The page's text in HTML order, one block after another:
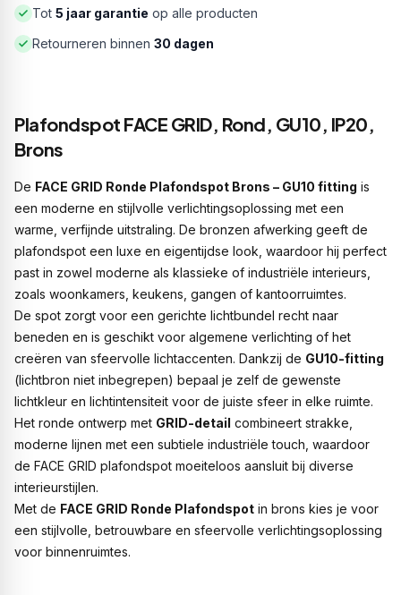
Tot 5 jaar garantie op alle producten
Retourneren binnen 30 dagen
Plafondspot FACE GRID, Rond, GU10, IP20,
Brons
De FACE GRID Ronde Plafondspot Brons – GU10 fitting is
een moderne en stijlvolle verlichtingsoplossing met een
warme, verfijnde uitstraling. De bronzen afwerking geeft de
plafondspot een luxe en eigentijdse look, waardoor hij perfect
past in zowel moderne als klassieke of industriële interieurs,
zoals woonkamers, keukens, gangen of kantoorruimtes.
De spot zorgt voor een gerichte lichtbundel recht naar
beneden en is geschikt voor algemene verlichting of het
creëren van sfeervolle lichtaccenten. Dankzij de GU10-fitting
(lichtbron niet inbegrepen) bepaal je zelf de gewenste
lichtkleur en lichtintensiteit voor de juiste sfeer in elke ruimte.
Het ronde ontwerp met GRID-detail combineert strakke,
moderne lijnen met een subtiele industriële touch, waardoor
de FACE GRID plafondspot moeiteloos aansluit bij diverse
interieurstijlen.
Met de FACE GRID Ronde Plafondspot in brons kies je voor
een stijlvolle, betrouwbare en sfeervolle verlichtingsoplossing
voor binnenruimtes.